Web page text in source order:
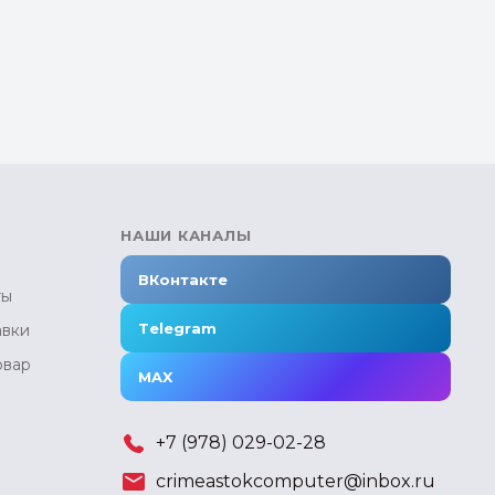
НАШИ КАНАЛЫ
ВКонтакте
Telegram
MAX
+7 (978) 029-02-28
crimeastokcomputer@inbox.ru